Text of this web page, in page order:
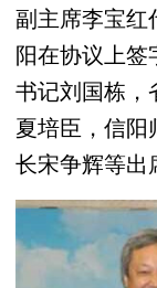
副主席李宝红
阳在协议上
书记刘国栋，
夏培臣，信
长宋争辉等出